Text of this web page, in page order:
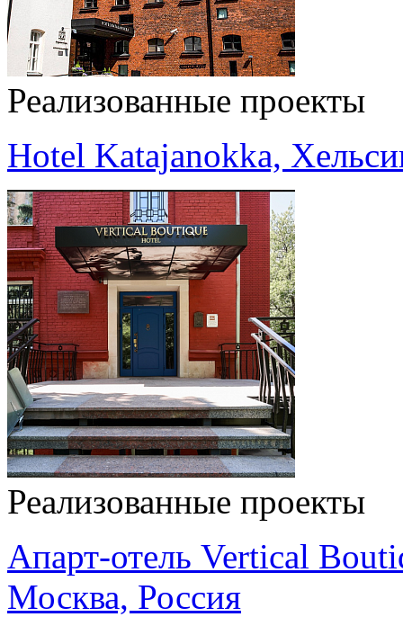
Реализованные проекты
Hotel Katajanokka,
Реализованные проекты
Апарт-отель Vertical
Москва, Россия